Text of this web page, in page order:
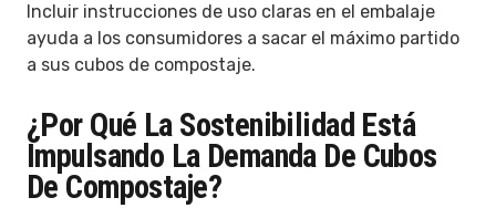
Incluir instrucciones de uso claras en el embalaje
ayuda a los consumidores a sacar el máximo partido
a sus cubos de compostaje.
¿Por Qué La Sostenibilidad Está
Impulsando La Demanda De Cubos
De Compostaje?